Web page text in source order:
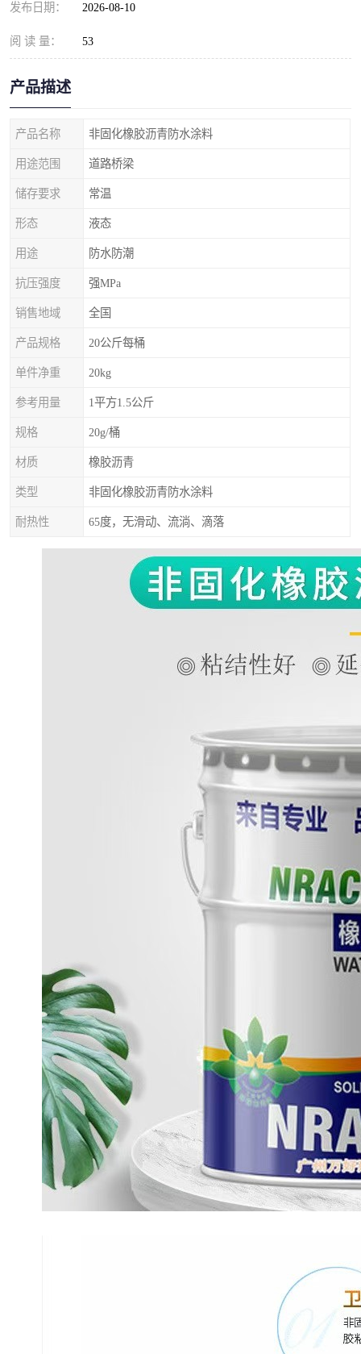
发布日期： 2026-08-10
阅 读 量： 53
产品描述
产品名称 非固化橡胶沥青防水涂料
用途范围 道路桥梁
储存要求 常温
形态 液态
用途 防水防潮
抗压强度 强MPa
销售地域 全国
产品规格 20公斤每桶
单件净重 20kg
参考用量 1平方1.5公斤
规格 20g/桶
材质 橡胶沥青
类型 非固化橡胶沥青防水涂料
耐热性 65度，无滑动、流淌、滴落